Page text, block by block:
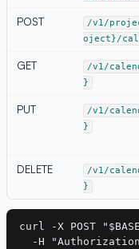
POST
/v1/
oject}/
GET
/v1/
}
PUT
/v1/
}
DELETE
/v1/
}
curl -X POST
-H